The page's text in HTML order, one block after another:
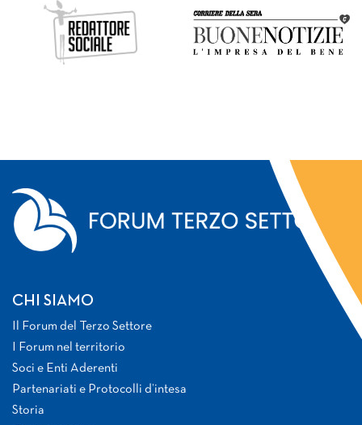
CHI SIAMO
Il Forum del Terzo Settore
I Forum nel territorio
Soci e Enti Aderenti
Partenariati e Protocolli d’intesa
Storia